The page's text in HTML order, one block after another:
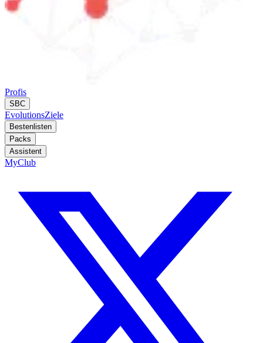
Profis
SBC
EvolutionsZiele
Bestenlisten
Packs
Assistent
MyClub